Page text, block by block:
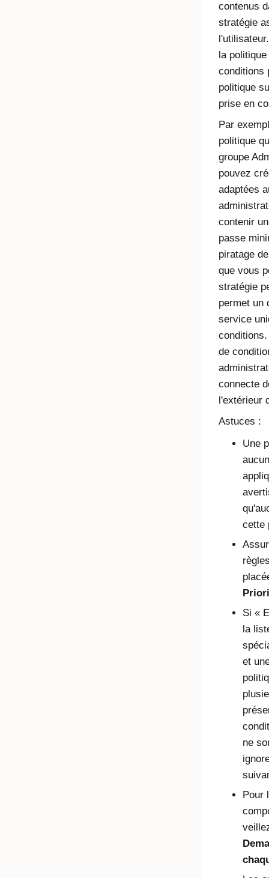
contenus
stratégie
la
conditions
politique
prise en
Par
politique
groupe
pouvez
adaptées
contenir
passe
piratage
que vous
stratégie
permet un
service
de
connecte
l'extérieur
Astuces :
Une
cette
Si «
la
et
ne
Pour